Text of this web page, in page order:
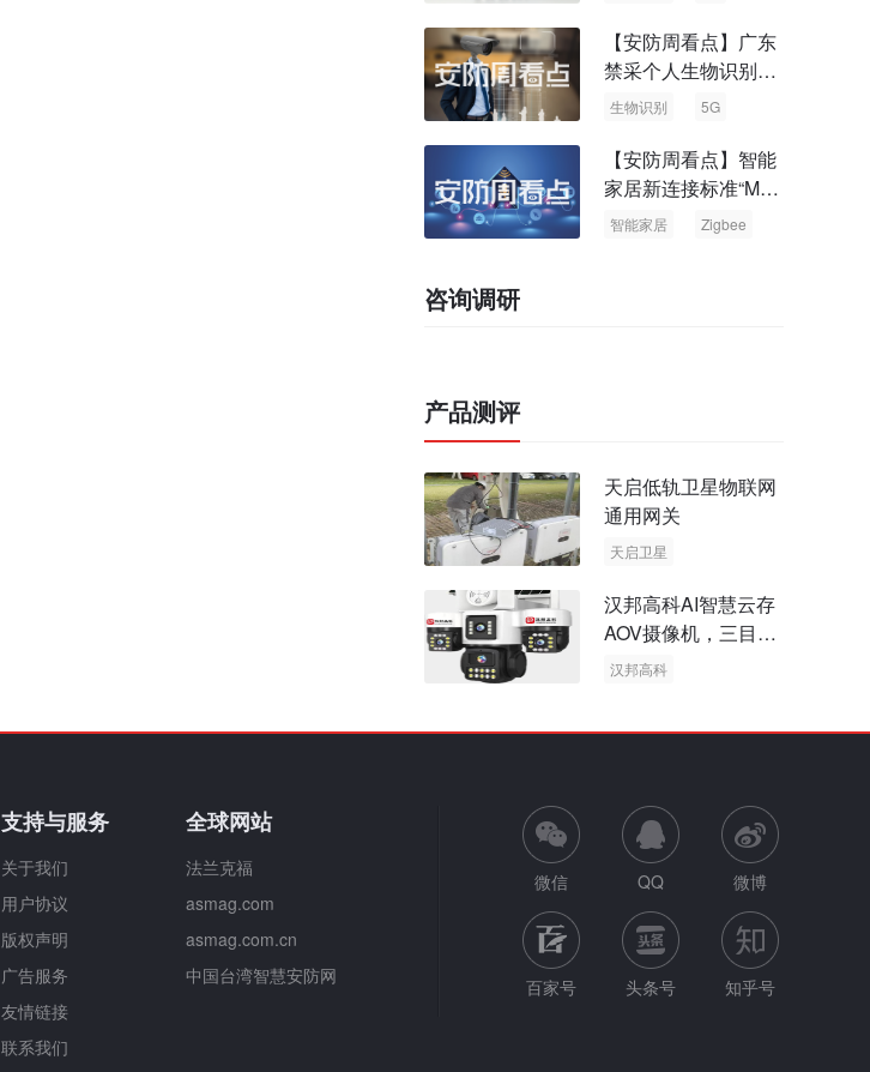
【安防周看点】广东
禁采个人生物识别信
息 中国5G基站占全
生物识别 5G
【安防周看点】智能
家居新连接标准“Matt
er” Zigbee联盟更名
智能家居 Zigbee
咨询调研
产品测评
天启低轨卫星物联网
通用网关
天启卫星
汉邦高科AI智慧云存
AOV摄像机，三目太
阳能多摄球机
汉邦高科
支持与服务
关于我们
用户协议
版权声明
广告服务
友情链接
联系我们
全球网站
法兰克福
asmag.com
asmag.com.cn
中国台湾智慧安防网
微信 QQ 微博
百家号 头条号 知乎号